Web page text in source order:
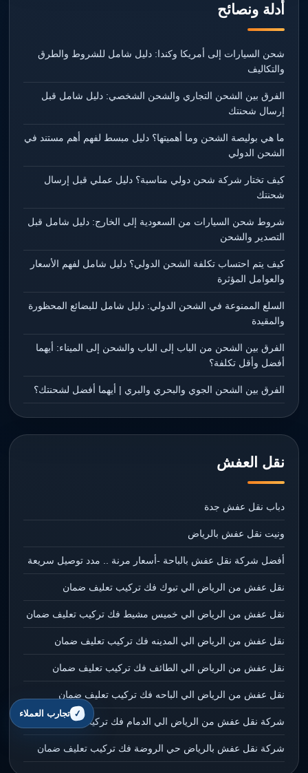
أدلة ونصائح
شحن السيارات إلى أمريكا وكندا: دليل شامل للشروط والطرق
والتكاليف
الفرق بين الشحن التجاري والشحن الشخصي: دليل شامل قبل
إرسال شحنتك
ما هي بوليصة الشحن وما أهميتها؟ دليل مبسط لفهم أهم مستند في
الشحن الدولي
كيف تختار شركة شحن دولي مناسبة؟ دليل عملي قبل إرسال
شحنتك
شروط شحن السيارات من السعودية إلى الخارج: دليل شامل قبل
التصدير والشحن
كيف يتم احتساب تكلفة الشحن الدولي؟ دليل شامل لفهم الأسعار
والعوامل المؤثرة
السلع الممنوعة في الشحن الدولي: دليل شامل للبضائع المحظورة
والمقيدة
الفرق بين الشحن من الباب إلى الباب والشحن إلى الميناء: أيهما
أفضل وأقل تكلفة؟
الفرق بين الشحن الجوي والبحري والبري | أيهما أفضل لشحنتك؟
نقل العفش
دباب نقل عفش جدة
ونيت نقل عفش بالرياض
أفضل شركة نقل عفش بالباحة -أسعار مرنة .. مدد توصيل سريعة
نقل عفش من الرياض الي تبوك فك تركيب تعليف ضمان
نقل عفش من الرياض الي خميس مشيط فك تركيب تعليف ضمان
نقل عفش من الرياض الي المدينه فك تركيب تعليف ضمان
نقل عفش من الرياض الي الطائف فك تركيب تعليف ضمان
نقل عفش من الرياض الي الباحه فك تركيب تعليف ضمان
شركة نقل عفش من الرياض الي الدمام فك تركيب تعليف ضمان
شركة نقل عفش بالرياض حي الروضة فك تركيب تعليف ضمان
تجارب العملاء